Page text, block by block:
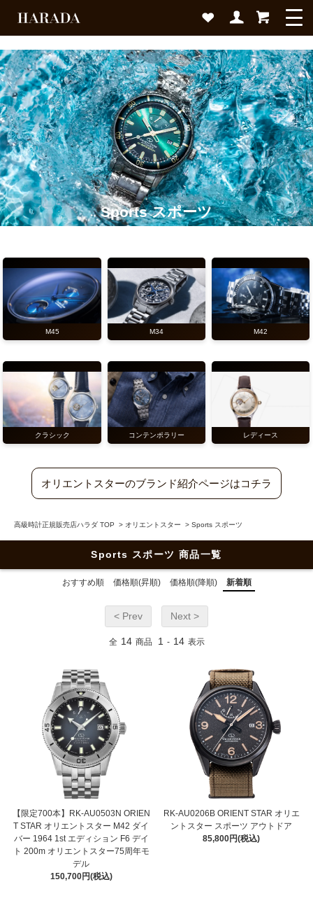
Sports スポーツ
M45 M34 M42
クラシック コンテンポラリー レディース
オリエントスターのブランド紹介ページはコチラ
高級時計正規販売店ハラダ TOP > オリエントスター > Sports スポーツ
Sports スポーツ 商品一覧
おすすめ順 価格順(昇順) 価格順(降順) 新着順
< Prev Next >
全 14 商品 1 - 14 表示
【限定700本】RK-AU0503N ORIEN
T STAR オリエントスター M42 ダイ
バー 1964 1st エディション F6 デイ
ト 200m オリエントスター75周年モ
デル
150,700円(税込)
RK-AU0206B ORIENT STAR オリエ
ントスター スポーツ アウトドア
85,800円(税込)